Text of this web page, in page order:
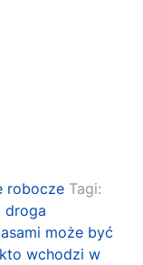
robocze Tagi:
droga
może być
kto wchodzi w